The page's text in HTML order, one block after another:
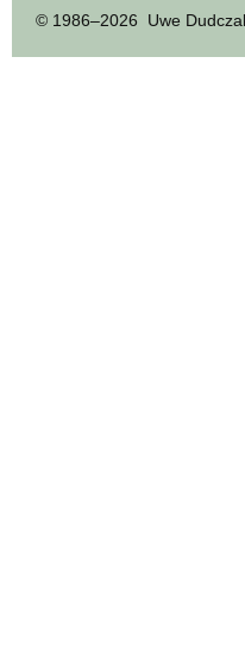
© 1986–2026 Uwe